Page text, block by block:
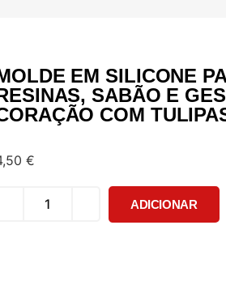
EM SILICONE
SABÃO E
COM
€
ADICIONAR